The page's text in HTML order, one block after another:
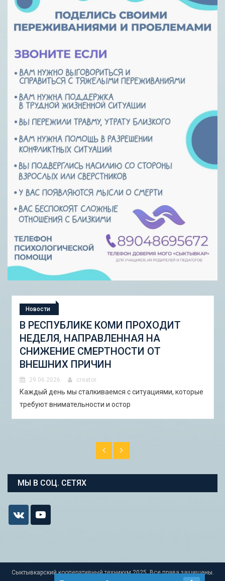
Новости
СТУДЕНЧЕСКАЯ ЭКСПЕДИЦИЯ
«ШКОЛА ГОРОДСКИХ ИЗМЕНЕНИЙ:
ГОРОДСКОЙ НАБОР ИНСТРУМЕНТОВ
И ПИЛОТНЫЕ ПРОЕКТЫ ДЛЯ
АСТРАХАНИ»
29.06.2026 creator
В Астрахани с 5 по 13 сентября 2026 года пройдёт
студенческая экспедиция «Школа горо�
МЫ В СОЦ. СЕТЯХ
Сыктывкарский кооперативный техникум 2025. Все права защищены.